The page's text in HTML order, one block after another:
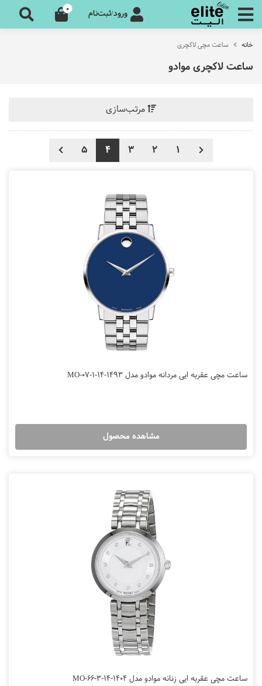
ورود/ثبت‌نام 0
خانه ساعت مچی لاکچری
ساعت لاکچری موادو
مرتب‌سازی
1
2
3
4
5
ساعت مچی عقربه ایی مردانه موادو مدل MO-07-1-14-1493
مشاهده محصول
ساعت مچی عقربه ایی زنانه موادو مدل MO-66-3-14-1404